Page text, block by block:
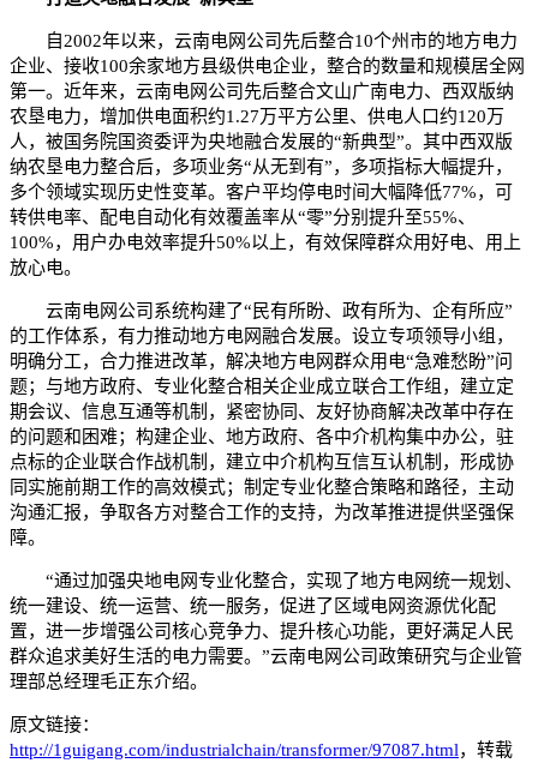
自2002年以来，云南电网公司先后整合10个州市的地方电力
企业、接收100余家地方县级供电企业，整合的数量和规模居全网
第一。近年来，云南电网公司先后整合文山广南电力、西双版纳
农垦电力，增加供电面积约1.27万平方公里、供电人口约120万
人，被国务院国资委评为央地融合发展的“新典型”。其中西双版
纳农垦电力整合后，多项业务“从无到有”，多项指标大幅提升，
多个领域实现历史性变革。客户平均停电时间大幅降低77%，可
转供电率、配电自动化有效覆盖率从“零”分别提升至55%、
100%，用户办电效率提升50%以上，有效保障群众用好电、用上
放心电。
云南电网公司系统构建了“民有所盼、政有所为、企有所应”
的工作体系，有力推动地方电网融合发展。设立专项领导小组，
明确分工，合力推进改革，解决地方电网群众用电“急难愁盼”问
题；与地方政府、专业化整合相关企业成立联合工作组，建立定
期会议、信息互通等机制，紧密协同、友好协商解决改革中存在
的问题和困难；构建企业、地方政府、各中介机构集中办公，驻
点标的企业联合作战机制，建立中介机构互信互认机制，形成协
同实施前期工作的高效模式；制定专业化整合策略和路径，主动
沟通汇报，争取各方对整合工作的支持，为改革推进提供坚强保
障。
“通过加强央地电网专业化整合，实现了地方电网统一规划、
统一建设、统一运营、统一服务，促进了区域电网资源优化配
置，进一步增强公司核心竞争力、提升核心功能，更好满足人民
群众追求美好生活的电力需要。”云南电网公司政策研究与企业管
理部总经理毛正东介绍。
原文链接：
http://1guigang.com/industrialchain/transformer/97087.html，转载